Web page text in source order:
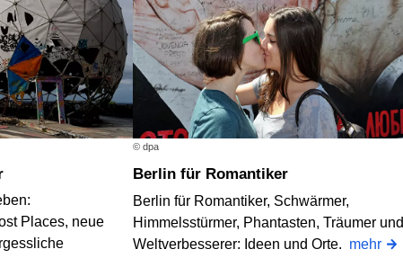
Places, neue
© dpa
Berlin für Romantiker
Berlin für Romantiker, Schwärmer,
Himmelsstürmer, Phantasten, Träumer und
Weltverbesserer: Ideen und Orte. mehr